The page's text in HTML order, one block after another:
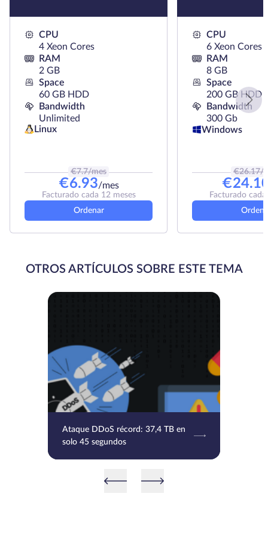
CPU
4 Xeon Cores
RAM
2 GB
Space
60 GB HDD
Bandwidth
Unlimited
Linux
€7.7/mes
€6.93/mes
Facturado cada 12 meses
Ordenar
CPU
6 Xeon Cores
RAM
8 GB
Space
200 GB HDD
Bandwidth
300 Gb
Windows
€26.17/
€
Facturado
OTROS ARTÍCULOS SOBRE ESTE TEMA
Ataque DDoS récord: 37,4 TB en
solo 45 segundos